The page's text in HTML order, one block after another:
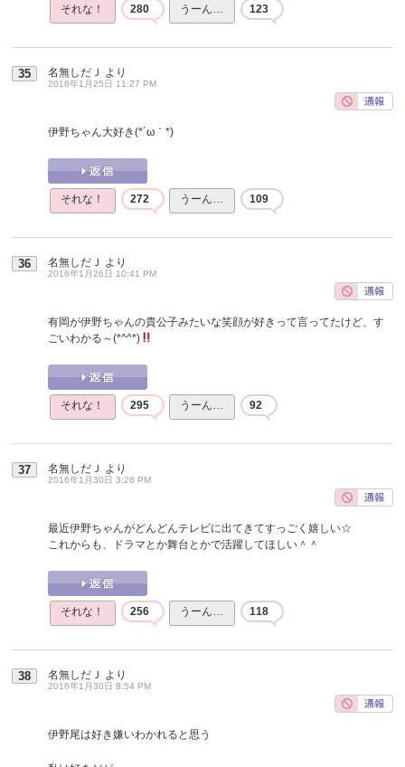
それな！ 280 うーん… 123
35 名無しだＪ より
2016年1月25日 11:27 PM
伊野ちゃん大好き(*´ω｀*)
それな！ 272 うーん… 109
36 名無しだＪ より
2016年1月26日 10:41 PM
有岡が伊野ちゃんの貴公子みたいな笑顔が好きって言ってたけど、す
ごいわかる～(*^^*)
それな！ 295 うーん… 92
37 名無しだＪ より
2016年1月30日 3:28 PM
最近伊野ちゃんがどんどんテレビに出てきてすっごく嬉しい☆
これからも、ドラマとか舞台とかで活躍してほしい＾＾
それな！ 256 うーん… 118
38 名無しだＪ より
2016年1月30日 8:54 PM
伊野尾は好き嫌いわかれると思う